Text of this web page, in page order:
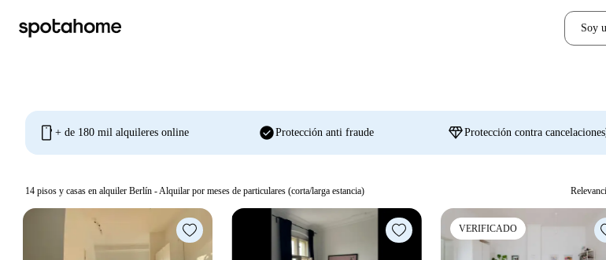
Soy
mobile + de 180 mil alquileres online check_circleProtección anti fraude diamondProtección contra cancelaciones
14 pisos y casas en alquiler Berlín - Alquilar por meses de particulares (corta/larga estancia)
VERIFICADO